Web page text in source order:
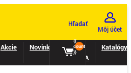
Hľadať
Môj účet
{{
count
}}
Akcie Novinky
II.
TRIEDA
Katalógy